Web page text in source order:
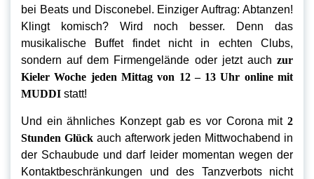
bei Beats und Disconebel. Einziger Auftrag: Abtanzen!
Klingt komisch? Wird noch besser. Denn das
musikalische Buffet findet nicht in echten Clubs,
sondern auf dem Firmengelände oder jetzt auch zur
Kieler Woche jeden Mittag von 12 – 13 Uhr online mit
MUDDI statt!
Und ein ähnliches Konzept gab es vor Corona mit 2
Stunden Glück auch afterwork jeden Mittwochabend in
der Schaubude und darf leider momentan wegen der
Kontaktbeschränkungen und des Tanzverbots nicht